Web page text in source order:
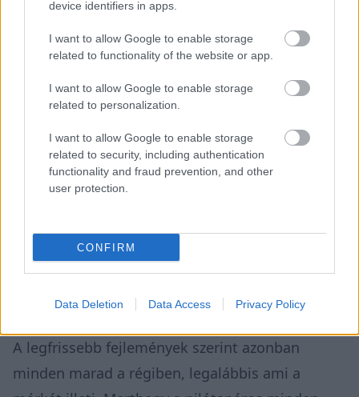
device identifiers in apps.
I want to allow Google to enable storage
related to functionality of the website or app.
I want to allow Google to enable storage
related to personalization.
I want to allow Google to enable storage
related to security, including authentication
functionality and fraud prevention, and other
user protection.
CONFIRM
Data Deletion Data Access Privacy Policy
kerékvágásban?
opció után néztek, ám a mozgástér viszonylag
rosszabb a viszonyuk, mint a VR46-tal, hiszen
2021-ben nem a legszebb módon fejezték be az
együttműködést. Egy másik korábbi
nehéz megmondani, hogy ebben valódi szándék
volt, vagy csak a Ducatitól akartak jobb ajánlatot
kicsikarni.
A legfrissebb fejlemények szerint azonban
minden marad a régiben, legalábbis ami a